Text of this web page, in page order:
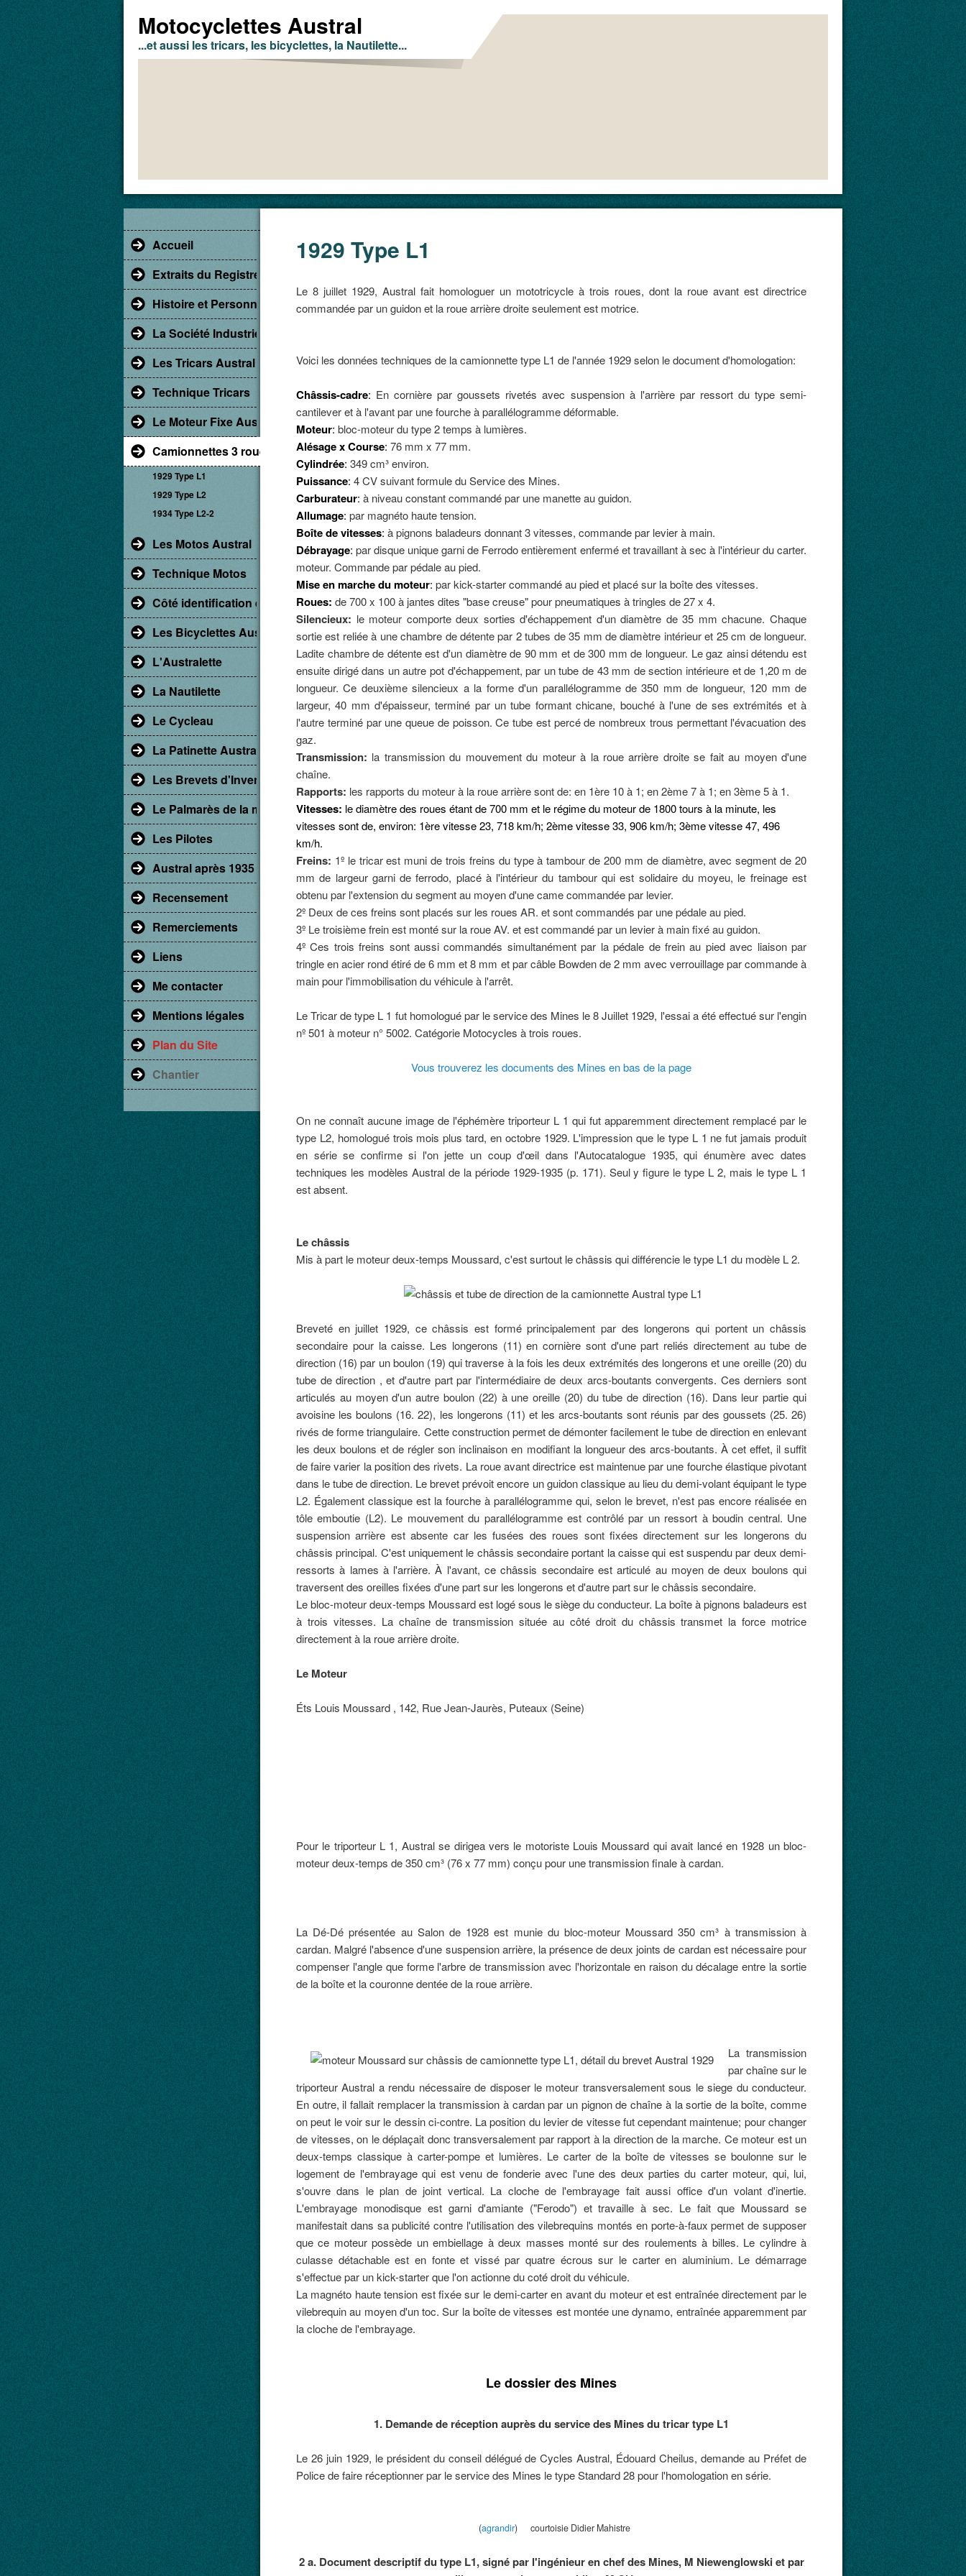
Motocyclettes Austral
...et aussi les tricars, les bicyclettes, la Nautilette...
Accueil
Extraits du Registre du Commerce
Histoire et Personnages
La Société Industrielle d'Albert
Les Tricars Austral
Technique Tricars
Le Moteur Fixe Austral
Camionnettes 3 roues
1929 Type L1
1929 Type L2
1934 Type L2-2
Les Motos Austral
Technique Motos
Côté identification et restauration. Remarques sur l'apparence des motos Austral.
Les Bicyclettes Austral
L'Australette
La Nautilette
Le Cycleau
La Patinette Austral
Les Brevets d'Invention
Le Palmarès de la marque Austral
Les Pilotes
Austral après 1935
Recensement
Remerciements
Liens
Me contacter
Mentions légales
Plan du Site
Chantier
1929 Type L1
Le 8 juillet 1929, Austral fait homologuer un mototricycle à trois roues, dont la roue avant est directrice
commandée par un guidon et la roue arrière droite seulement est motrice.
Voici les données techniques de la camionnette type L1 de l'année 1929 selon le document d'homologation:
Châssis-cadre: En cornière par goussets rivetés avec suspension à l'arrière par ressort du type semi-
cantilever et à l'avant par une fourche à parallélogramme déformable.
Moteur: bloc-moteur du type 2 temps à lumières.
Alésage x Course: 76 mm x 77 mm.
Cylindrée: 349 cm³ environ.
Puissance: 4 CV suivant formule du Service des Mines.
Carburateur: à niveau constant commandé par une manette au guidon.
Allumage: par magnéto haute tension.
Boîte de vitesses: à pignons baladeurs donnant 3 vitesses, commande par levier à main.
Débrayage: par disque unique garni de Ferrodo entièrement enfermé et travaillant à sec à l'intérieur du carter.
moteur. Commande par pédale au pied.
Mise en marche du moteur: par kick-starter commandé au pied et placé sur la boîte des vitesses.
Roues: de 700 x 100 à jantes dites "base creuse" pour pneumatiques à tringles de 27 x 4.
Silencieux: le moteur comporte deux sorties d'échappement d'un diamètre de 35 mm chacune. Chaque
sortie est reliée à une chambre de détente par 2 tubes de 35 mm de diamètre intérieur et 25 cm de longueur.
Ladite chambre de détente est d'un diamètre de 90 mm et de 300 mm de longueur. Le gaz ainsi détendu est
ensuite dirigé dans un autre pot d'échappement, par un tube de 43 mm de section intérieure et de 1,20 m de
longueur. Ce deuxième silencieux a la forme d'un parallélogramme de 350 mm de longueur, 120 mm de
largeur, 40 mm d'épaisseur, terminé par un tube formant chicane, bouché à l'une de ses extrémités et à
l'autre terminé par une queue de poisson. Ce tube est percé de nombreux trous permettant l'évacuation des
gaz.
Transmission: la transmission du mouvement du moteur à la roue arrière droite se fait au moyen d'une
chaîne.
Rapports: les rapports du moteur à la roue arrière sont de: en 1ère 10 à 1; en 2ème 7 à 1; en 3ème 5 à 1.
Vitesses: le diamètre des roues étant de 700 mm et le régime du moteur de 1800 tours à la minute, les
vitesses sont de, environ: 1ère vitesse 23, 718 km/h; 2ème vitesse 33, 906 km/h; 3ème vitesse 47, 496
km/h.
Freins: 1º le tricar est muni de trois freins du type à tambour de 200 mm de diamètre, avec segment de 20
mm de largeur garni de ferrodo, placé à l'intérieur du tambour qui est solidaire du moyeu, le freinage est
obtenu par l'extension du segment au moyen d'une came commandée par levier.
2º Deux de ces freins sont placés sur les roues AR. et sont commandés par une pédale au pied.
3º Le troisième frein est monté sur la roue AV. et est commandé par un levier à main fixé au guidon.
4º Ces trois freins sont aussi commandés simultanément par la pédale de frein au pied avec liaison par
tringle en acier rond étiré de 6 mm et 8 mm et par câble Bowden de 2 mm avec verrouillage par commande à
main pour l'immobilisation du véhicule à l'arrêt.
Le Tricar de type L 1 fut homologué par le service des Mines le 8 Juillet 1929, l'essai a été effectué sur l'engin
nº 501 à moteur n° 5002. Catégorie Motocycles à trois roues.
Vous trouverez les documents des Mines en bas de la page
On ne connaît aucune image de l'éphémère triporteur L 1 qui fut apparemment directement remplacé par le
type L2, homologué trois mois plus tard, en octobre 1929. L'impression que le type L 1 ne fut jamais produit
en série se confirme si l'on jette un coup d'œil dans l'Autocatalogue 1935, qui énumère avec dates
techniques les modèles Austral de la période 1929-1935 (p. 171). Seul y figure le type L 2, mais le type L 1
est absent.
Le châssis
Mis à part le moteur deux-temps Moussard, c'est surtout le châssis qui différencie le type L1 du modèle L 2.
Breveté en juillet 1929, ce châssis est formé principalement par des longerons qui portent un châssis
secondaire pour la caisse. Les longerons (11) en cornière sont d'une part reliés directement au tube de
direction (16) par un boulon (19) qui traverse à la fois les deux extrémités des longerons et une oreille (20) du
tube de direction , et d'autre part par l'intermédiaire de deux arcs-boutants convergents. Ces derniers sont
articulés au moyen d'un autre boulon (22) à une oreille (20) du tube de direction (16). Dans leur partie qui
avoisine les boulons (16. 22), les longerons (11) et les arcs-boutants sont réunis par des goussets (25. 26)
rivés de forme triangulaire. Cette construction permet de démonter facilement le tube de direction en enlevant
les deux boulons et de régler son inclinaison en modifiant la longueur des arcs-boutants. À cet effet, il suffit
de faire varier la position des rivets. La roue avant directrice est maintenue par une fourche élastique pivotant
dans le tube de direction. Le brevet prévoit encore un guidon classique au lieu du demi-volant équipant le type
L2. Également classique est la fourche à parallélogramme qui, selon le brevet, n'est pas encore réalisée en
tôle emboutie (L2). Le mouvement du parallélogramme est contrôlé par un ressort à boudin central. Une
suspension arrière est absente car les fusées des roues sont fixées directement sur les longerons du
châssis principal. C'est uniquement le châssis secondaire portant la caisse qui est suspendu par deux demi-
ressorts à lames à l'arrière. À l'avant, ce châssis secondaire est articulé au moyen de deux boulons qui
traversent des oreilles fixées d'une part sur les longerons et d'autre part sur le châssis secondaire.
Le bloc-moteur deux-temps Moussard est logé sous le siège du conducteur. La boîte à pignons baladeurs est
à trois vitesses. La chaîne de transmission située au côté droit du châssis transmet la force motrice
directement à la roue arrière droite.
Le Moteur
Éts Louis Moussard , 142, Rue Jean-Jaurès, Puteaux (Seine)
Pour le triporteur L 1, Austral se dirigea vers le motoriste Louis Moussard qui avait lancé en 1928 un bloc-
moteur deux-temps de 350 cm³ (76 x 77 mm) conçu pour une transmission finale à cardan.
La Dé-Dé présentée au Salon de 1928 est munie du bloc-moteur Moussard 350 cm³ à transmission à
cardan. Malgré l'absence d'une suspension arrière, la présence de deux joints de cardan est nécessaire pour
compenser l'angle que forme l'arbre de transmission avec l'horizontale en raison du décalage entre la sortie
de la boîte et la couronne dentée de la roue arrière.
La transmission
par chaîne sur le
triporteur Austral a rendu nécessaire de disposer le moteur transversalement sous le siege du conducteur.
En outre, il fallait remplacer la transmission à cardan par un pignon de chaîne à la sortie de la boîte, comme
on peut le voir sur le dessin ci-contre. La position du levier de vitesse fut cependant maintenue; pour changer
de vitesses, on le déplaçait donc transversalement par rapport à la direction de la marche. Ce moteur est un
deux-temps classique à carter-pompe et lumières. Le carter de la boîte de vitesses se boulonne sur le
logement de l'embrayage qui est venu de fonderie avec l'une des deux parties du carter moteur, qui, lui,
s'ouvre dans le plan de joint vertical. La cloche de l'embrayage fait aussi office d'un volant d'inertie.
L'embrayage monodisque est garni d'amiante ("Ferodo") et travaille à sec. Le fait que Moussard se
manifestait dans sa publicité contre l'utilisation des vilebrequins montés en porte-à-faux permet de supposer
que ce moteur possède un embiellage à deux masses monté sur des roulements à billes. Le cylindre à
culasse détachable est en fonte et vissé par quatre écrous sur le carter en aluminium. Le démarrage
s'effectue par un kick-starter que l'on actionne du coté droit du véhicule.
La magnéto haute tension est fixée sur le demi-carter en avant du moteur et est entraînée directement par le
vilebrequin au moyen d'un toc. Sur la boîte de vitesses est montée une dynamo, entraînée apparemment par
la cloche de l'embrayage.
Le dossier des Mines
1. Demande de réception auprès du service des Mines du tricar type L1
Le 26 juin 1929, le président du conseil délégué de Cycles Austral, Édouard Cheilus, demande au Préfet de
Police de faire réceptionner par le service des Mines le type Standard 28 pour l'homologation en série.
(agrandir) courtoisie Didier Mahistre
2 a. Document descriptif du type L1, signé par l'ingénieur en chef des Mines, M Niewenglowski et par